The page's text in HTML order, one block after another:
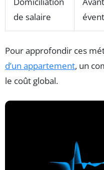
de salaire
Pour approfondir ces
d’un appartement, un
le coût global.